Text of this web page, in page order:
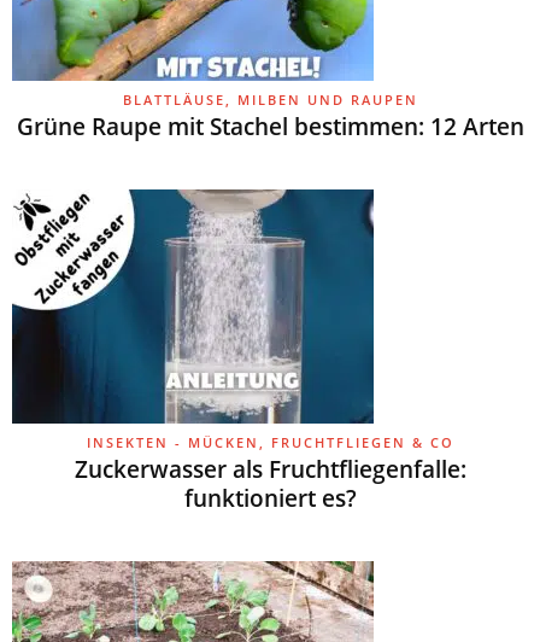
BLATTLÄUSE, MILBEN UND RAUPEN
Grüne Raupe mit Stachel bestimmen: 12 Arten
INSEKTEN - MÜCKEN, FRUCHTFLIEGEN & CO
Zuckerwasser als Fruchtfliegenfalle:
funktioniert es?